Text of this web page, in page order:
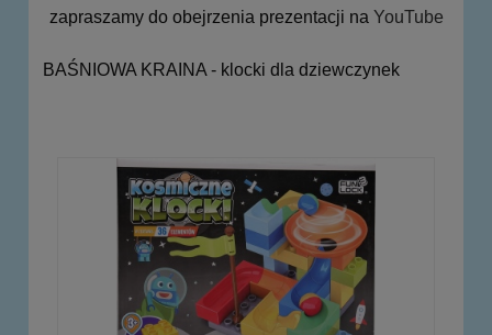
zapraszamy do obejrzenia prezentacji na YouTube
BAŚNIOWA KRAINA - klocki dla dziewczynek